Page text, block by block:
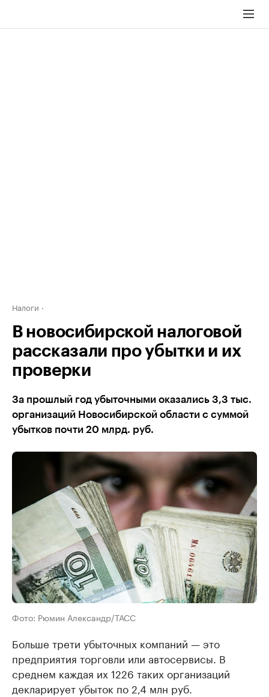
Налоги
В новосибирской налоговой
рассказали про убытки и их
проверки
За прошлый год убыточными оказались 3,3 тыс.
организаций Новосибирской области с суммой
убытков почти 20 млрд. руб.
Фото: Рюмин Александр/ТАСС
Больше трети убыточных компаний — это
предприятия торговли или автосервисы. В
среднем каждая их 1226 таких организаций
декларирует убыток по 2,4 млн руб.